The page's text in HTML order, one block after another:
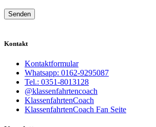
Senden
Kontakt
Kontaktformular
Whatsapp: 0162-9295087
Tel.: 0351-8013128
@klassenfahrtencoach
KlassenfahrtenCoach
KlassenfahrtenCoach Fan Seite